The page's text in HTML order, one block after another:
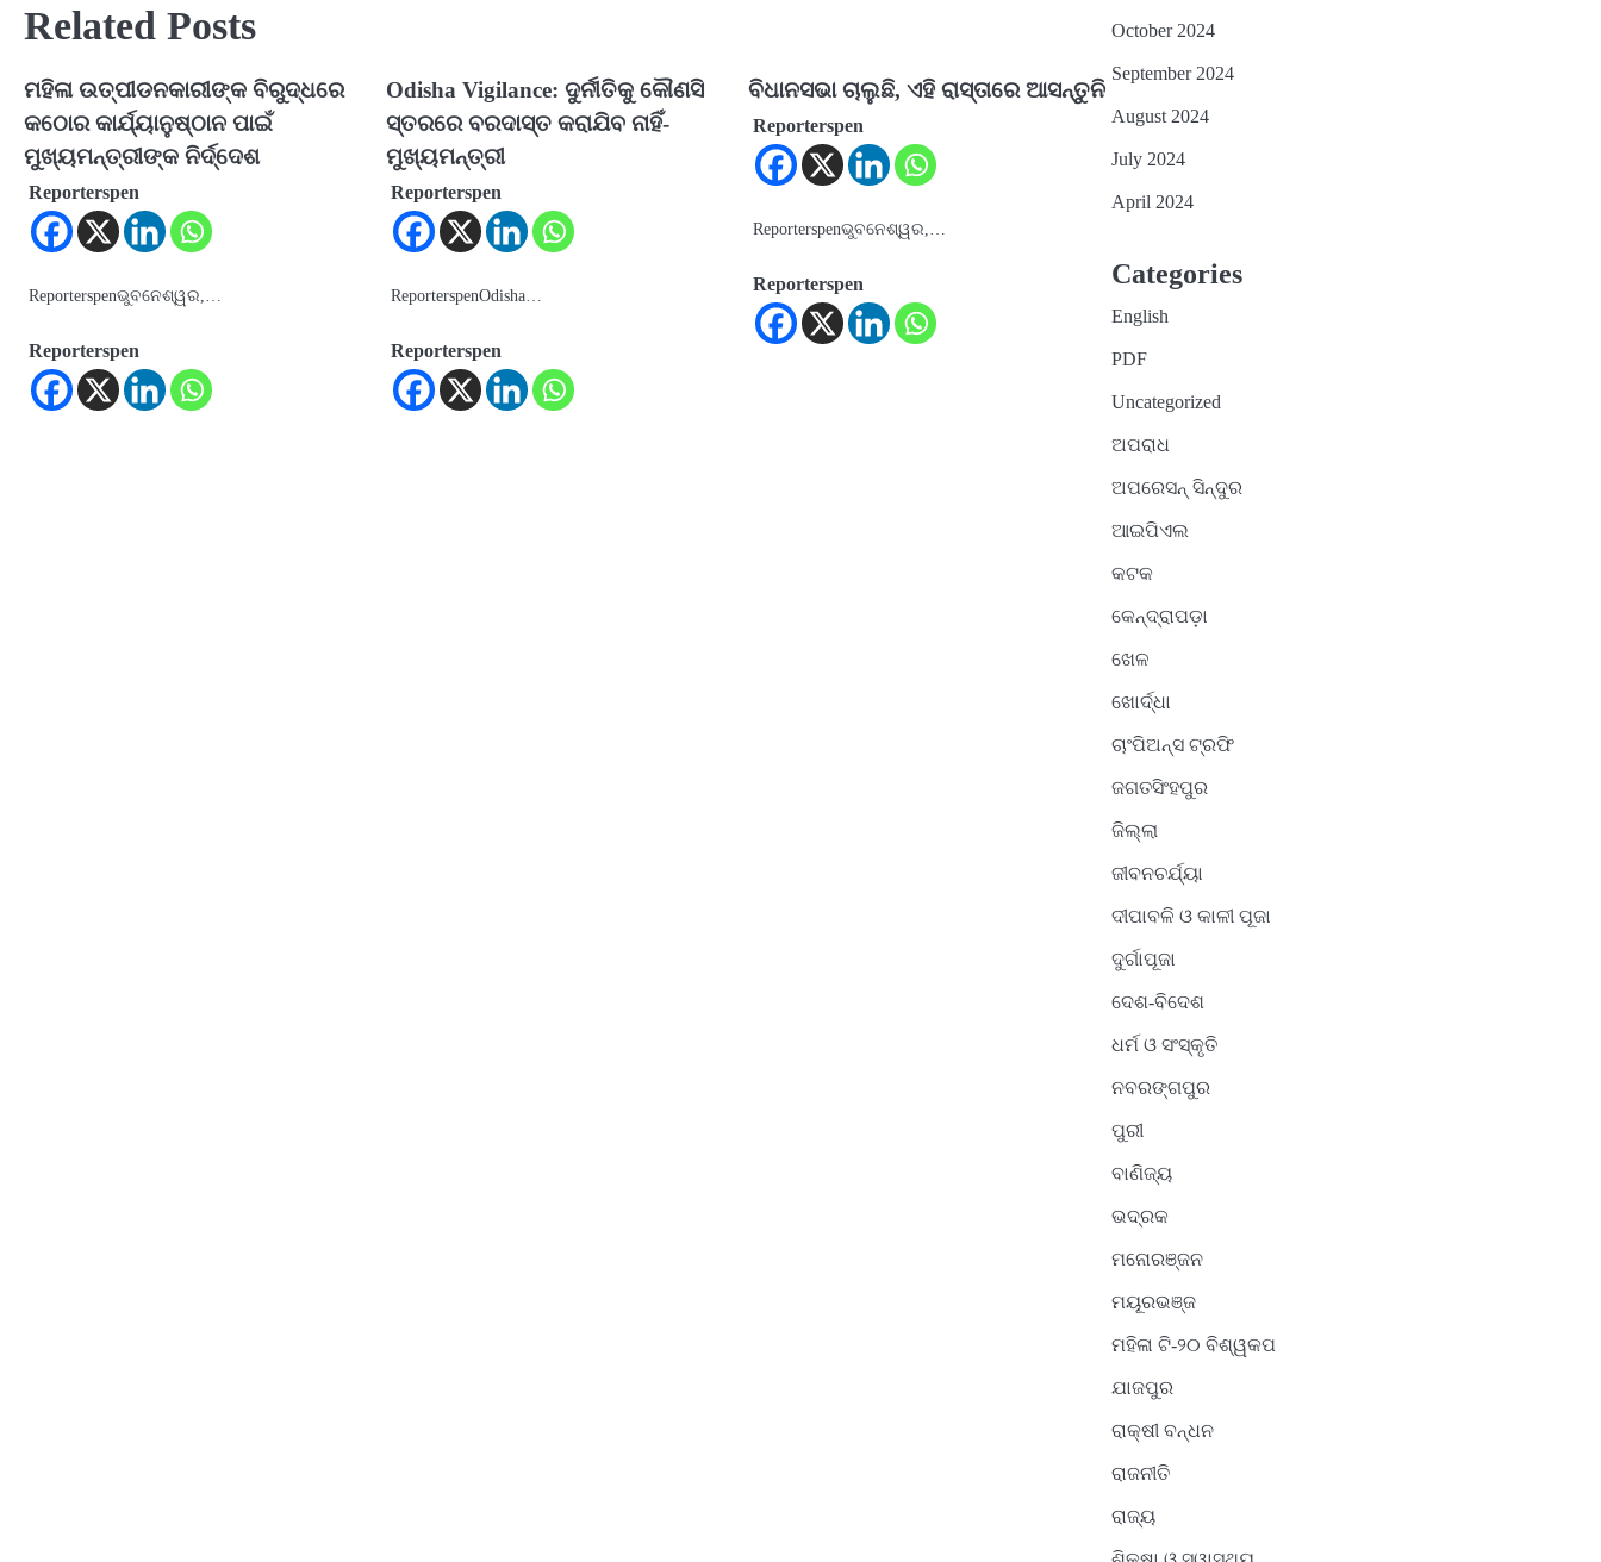
Related Posts
ମହିଳା ଉତ୍ପୀଡନକାରୀଙ୍କ ବିରୁଦ୍ଧରେ
କଠୋର କାର୍ଯ୍ୟାନୁଷ୍ଠାନ ପାଇଁ
ମୁଖ୍ୟମନ୍ତ୍ରୀଙ୍କ ନିର୍ଦ୍ଦେଶ
Reporterspen
Reporterspenଭୁବନେଶ୍ୱର,…
Reporterspen
Odisha Vigilance: ଦୁର୍ନୀତିକୁ କୌଣସି
ସ୍ତରରେ ବରଦାସ୍ତ କରାଯିବ ନାହିଁ-
ମୁଖ୍ୟମନ୍ତ୍ରୀ
Reporterspen
ReporterspenOdisha…
Reporterspen
ବିଧାନସଭା ଚାଲୁଛି, ଏହି ରାସ୍ତାରେ ଆସନ୍ତୁନି
Reporterspen
Reporterspenଭୁବନେଶ୍ୱର,…
Reporterspen
October 2024
September 2024
August 2024
July 2024
April 2024
Categories
English
PDF
Uncategorized
ଅପରାଧ
ଅପରେସନ୍ ସିନ୍ଦୁର
ଆଇପିଏଲ
କଟକ
କେନ୍ଦ୍ରାପଡ଼ା
ଖେଳ
ଖୋର୍ଦ୍ଧା
ଚାଂପିଅନ୍ସ ଟ୍ରଫି
ଜଗତସିଂହପୁର
ଜିଲ୍ଲା
ଜୀବନଚର୍ଯ୍ୟା
ଦୀପାବଳି ଓ କାଳୀ ପୂଜା
ଦୁର୍ଗାପୂଜା
ଦେଶ-ବିଦେଶ
ଧର୍ମ ଓ ସଂସ୍କୃତି
ନବରଙ୍ଗପୁର
ପୁରୀ
ବାଣିଜ୍ୟ
ଭଦ୍ରକ
ମନୋରଞ୍ଜନ
ମୟୂରଭଞ୍ଜ
ମହିଳା ଟି-୨୦ ବିଶ୍ୱକପ
ଯାଜପୁର
ରାକ୍ଷୀ ବନ୍ଧନ
ରାଜନୀତି
ରାଜ୍ୟ